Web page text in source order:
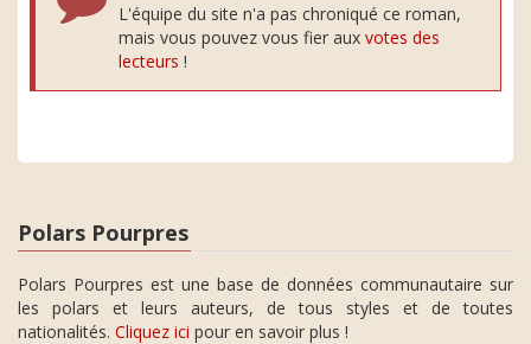
L'équipe du site n'a pas chroniqué ce roman,
mais vous pouvez vous fier aux votes des
lecteurs !
Polars Pourpres
Polars Pourpres est une base de données communautaire sur
les polars et leurs auteurs, de tous styles et de toutes
nationalités. Cliquez ici pour en savoir plus !